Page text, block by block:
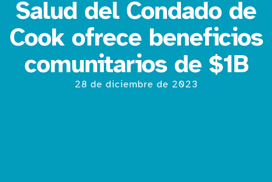
Salud del Condado de
Cook ofrece beneficios
comunitarios de $1B
28 de diciembre de 2023